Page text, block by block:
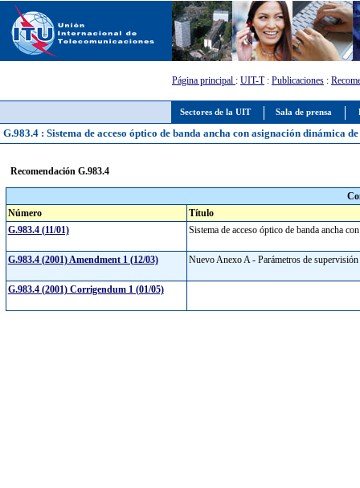
Sectores de la UIT Sala de prensa
Página principal : UIT-T: Publicaciones :
G.983.4 : Sistema de acceso óptico de banda ancha con asignación dinámica
Recomendación G.983.4
Número
Título
G.983.4 (11/01)
Sistema de acceso óptico de banda ancha
G.983.4 (2001) Amendment 1 (12/03) Nuevo Anexo A - Parámetros de
G.983.4 (2001) Corrigendum 1 (01/05)